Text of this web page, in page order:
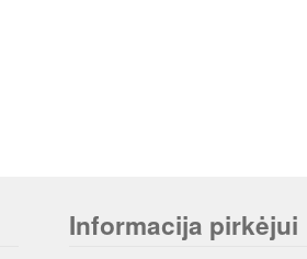
Informacija pirkėjui